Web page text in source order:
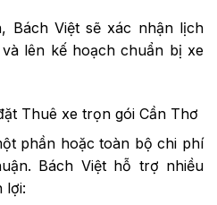
Bách Việt sẽ xác nhận lịch
lên kế hoạch chuẩn bị xe
Thuê xe trọn gói Cần Thơ
phần hoặc toàn bộ chi phí
Bách Việt hỗ trợ nhiều
lợi: